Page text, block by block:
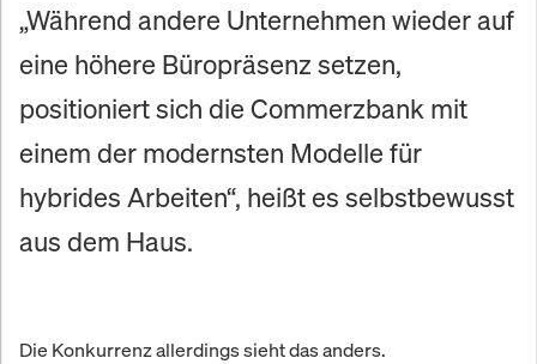
„Während andere Unternehmen wieder auf
eine höhere Büropräsenz setzen,
positioniert sich die Commerzbank mit
einem der modernsten Modelle für
hybrides Arbeiten“, heißt es selbstbewusst
aus dem Haus.
Die Konkurrenz allerdings sieht das anders.